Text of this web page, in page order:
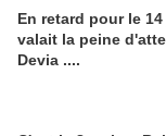
En retard pour le
valait la peine
Devia ....